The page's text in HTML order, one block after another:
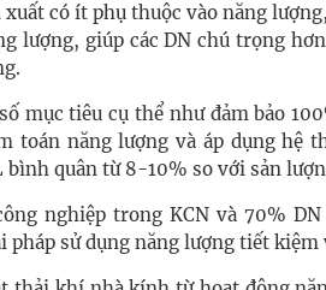
xuất có ít phụ thuộc vào năng
lượng, giúp các DN chú trọng
mục tiêu cụ thể như đảm bảo
toán năng lượng và áp dụng hệ
bình quân từ 8-10% so với sản
nghiệp trong KCN và 70%
pháp sử dụng năng lượng tiết kiệm